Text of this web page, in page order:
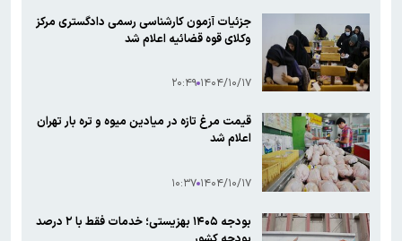
جزئیات آزمون کارشناسی رسمی دادگستری مرکز
وکلای قوه قضائیه اعلام شد
۱۴۰۴/۱۰/۱۷ ۲۰:۴۹
قیمت مرغ تازه در میادین میوه و تره بار تهران
اعلام شد
۱۴۰۴/۱۰/۱۷ ۱۰:۳۷
بودجه ۱۴۰۵ بهزیستی؛ خدمات فقط با ۲ درصد